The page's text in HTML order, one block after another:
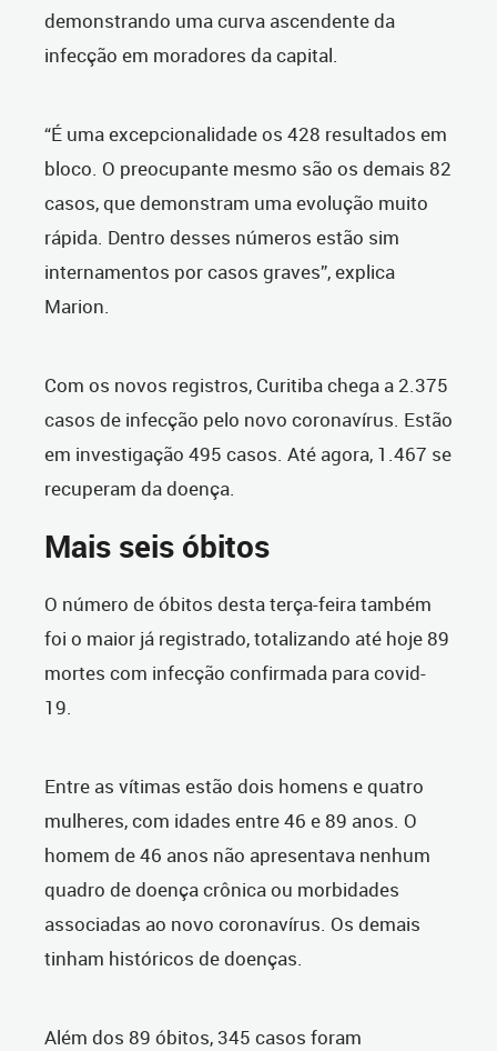
demonstrando uma curva ascendente da
infecção em moradores da capital.
“É uma excepcionalidade os 428 resultados em
bloco. O preocupante mesmo são os demais 82
casos, que demonstram uma evolução muito
rápida. Dentro desses números estão sim
internamentos por casos graves”, explica
Marion.
Com os novos registros, Curitiba chega a 2.375
casos de infecção pelo novo coronavírus. Estão
em investigação 495 casos. Até agora, 1.467 se
recuperam da doença.
Mais seis óbitos
O número de óbitos desta terça-feira também
foi o maior já registrado, totalizando até hoje 89
mortes com infecção confirmada para covid-
19.
Entre as vítimas estão dois homens e quatro
mulheres, com idades entre 46 e 89 anos. O
homem de 46 anos não apresentava nenhum
quadro de doença crônica ou morbidades
associadas ao novo coronavírus. Os demais
tinham históricos de doenças.
Além dos 89 óbitos, 345 casos foram